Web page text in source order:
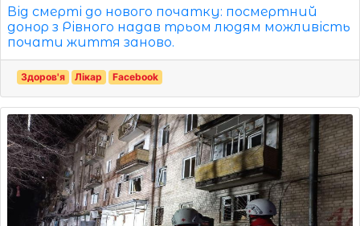
Від смерті до нового початку: посмертний
донор з Рівного надав трьом людям можливість
почати життя заново.
Здоров'я Лікар Facebook